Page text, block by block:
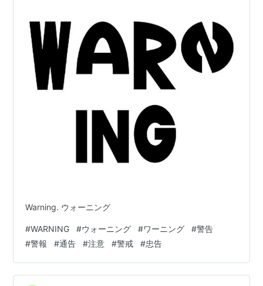
リスト::競走馬
Warning. ウォーニング
#WARNING #ウォーニング #ワーニング #警告
#警報 #通告 #注意 #警戒 #忠告